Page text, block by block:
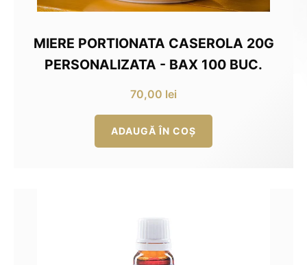
MIERE PORTIONATA CASEROLA 20G
PERSONALIZATA - BAX 100 BUC.
70,00 lei
ADAUGĂ ÎN COȘ